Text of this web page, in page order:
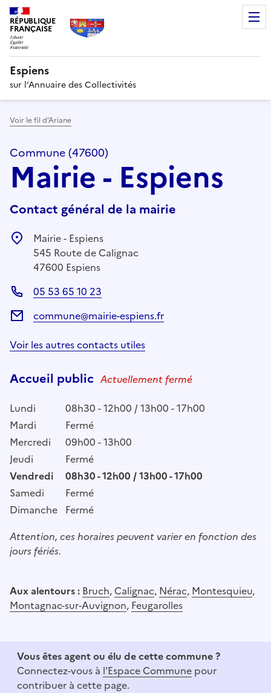
RÉPUBLIQUE
FRANÇAISE
Espiens
sur l’Annuaire des Collectivités
Voir le fil d’Ariane
Commune (47600)
Mairie - Espiens
Contact général de la mairie
Mairie - Espiens
545 Route de Calignac
47600 Espiens
05 53 65 10 23
commune@mairie-espiens.fr
Voir les autres contacts utiles
Accueil public Actuellement fermé
Lundi
08h30 - 12h00 / 13h00 - 17h00
Mardi
Fermé
Mercredi
09h00 - 13h00
Jeudi
Fermé
Vendredi
08h30 - 12h00 / 13h00 - 17h00
Samedi
Fermé
Dimanche Fermé
Attention, ces horaires peuvent varier en fonction des
jours fériés.
Aux alentours : Bruch, Calignac, Nérac, Montesquieu,
Montagnac-sur-Auvignon, Feugarolles
Vous êtes agent ou élu de cette commune ?
Connectez-vous à l'Espace Commune pour
contribuer à cette page.